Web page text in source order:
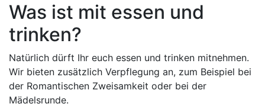
Was ist mit essen und
trinken?
Natürlich dürft Ihr euch essen und trinken mitnehmen.
Wir bieten zusätzlich Verpflegung an, zum Beispiel bei
der Romantischen Zweisamkeit oder bei der
Mädelsrunde.